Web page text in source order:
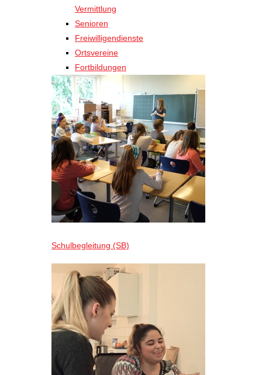
Vermittlung
Senioren
Freiwilligendienste
Ortsvereine
Fortbildungen
Schulbegleitung (SB)